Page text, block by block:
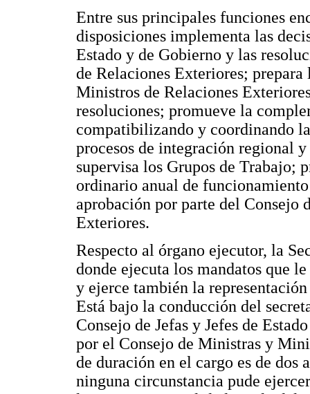
Entre sus principales funciones
disposiciones implementa las
Estado y de Gobierno y las
de Relaciones Exteriores;
Ministros de Relaciones
resoluciones; promueve la
compatibilizando y coordinando
procesos de integración regional
supervisa los Grupos de Trabajo;
ordinario anual de
aprobación por parte del Consejo
Exteriores.
Respecto al órgano ejecutor, la
donde ejecuta los mandatos que
y ejerce también la
Está bajo la conducción del
Consejo de Jefas y Jefes de
por el Consejo de Ministras y
de duración en el cargo es de dos
ninguna circunstancia pude